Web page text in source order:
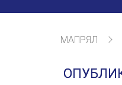
Ревизионная
МАПРЯЛ